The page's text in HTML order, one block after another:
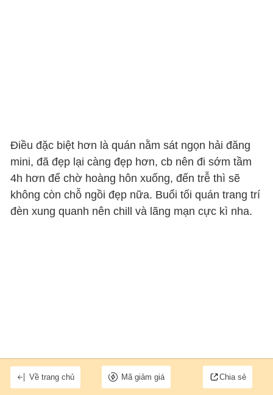
Điều đặc biệt hơn là quán nằm sát ngọn hải đăng
mini, đã đẹp lại càng đẹp hơn, cb nên đi sớm tầm
4h hơn để chờ hoàng hôn xuống, đến trễ thì sẽ
không còn chỗ ngồi đẹp nữa. Buổi tối quán trang trí
đèn xung quanh nên chill và lãng mạn cực kì nha.
Về trang chủ Mã giảm giá Chia sẻ